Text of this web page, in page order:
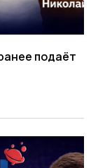
подаёт